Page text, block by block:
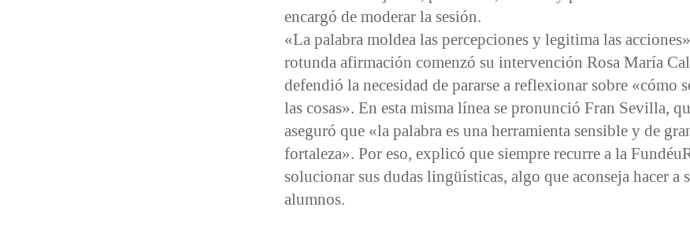
encargó de moderar la sesión.
«La palabra moldea las percepciones y legitima las
rotunda afirmación comenzó su intervención Rosa María
defendió la necesidad de pararse a reflexionar sobre «cómo
las cosas». En esta misma línea se pronunció Fran Sevilla,
aseguró que «la palabra es una herramienta sensible y de
fortaleza». Por eso, explicó que siempre recurre a la
solucionar sus dudas lingüísticas, algo que aconseja hacer a
alumnos.